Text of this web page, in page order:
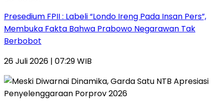
Presedium FPII : Labeli “Londo Ireng Pada Insan Pers”,
Membuka Fakta Bahwa Prabowo Negarawan Tak
Berbobot
26 Juli 2026 | 07:29 WIB